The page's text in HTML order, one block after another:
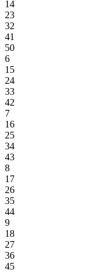
14
23
32
41
50
6
15
24
33
42
7
16
25
34
43
8
17
26
35
44
9
18
27
36
45